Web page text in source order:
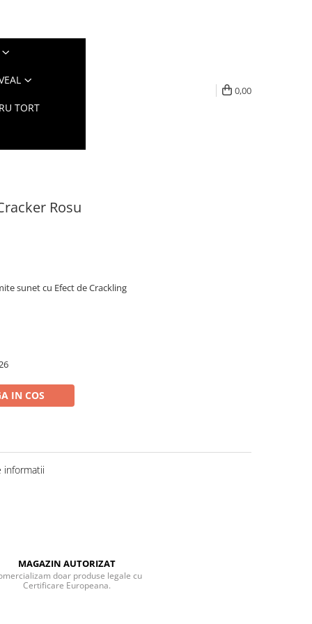
TORT
0,00
Rosu
sunet cu Efect de Crackling
IN COS
informatii
MAGAZIN AUTORIZAT
doar produse legale cu
Certificare Europeana.